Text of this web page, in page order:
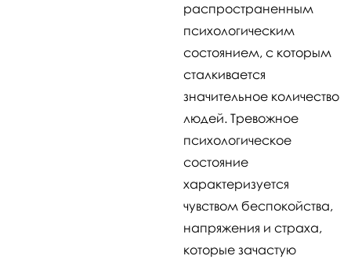
распространенным
психологическим
состоянием, с которым
сталкивается
значительное количество
людей. Тревожное
психологическое
состояние
характеризуется
чувством беспокойства,
напряжения и страха,
которые зачастую